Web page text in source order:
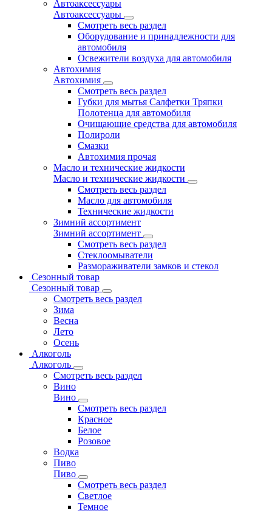
Автоаксессуары
Автоаксессуары
Смотреть весь раздел
Оборудование и принадлежности для
автомобиля
Освежители воздуха для автомобиля
Автохимия
Автохимия
Смотреть весь раздел
Губки для мытья Салфетки Тряпки
Полотенца для автомобиля
Очищающие средства для автомобиля
Полироли
Смазки
Автохимия прочая
Масло и технические жидкости
Масло и технические жидкости
Смотреть весь раздел
Масло для автомобиля
Технические жидкости
Зимний ассортимент
Зимний ассортимент
Смотреть весь раздел
Стеклоомыватели
Размораживатели замков и стекол
Сезонный товар
Сезонный товар
Смотреть весь раздел
Зима
Весна
Лето
Осень
Алкоголь
Алкоголь
Смотреть весь раздел
Вино
Вино
Смотреть весь раздел
Красное
Белое
Розовое
Водка
Пиво
Пиво
Смотреть весь раздел
Cветлое
Темное